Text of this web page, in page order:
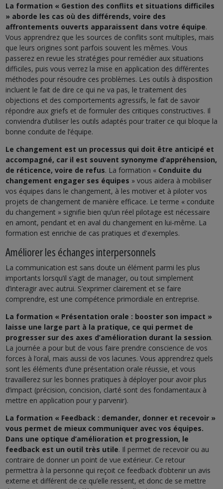
La formation « Gestion des conflits et situations difficiles
» aborde les cas où des différends, voire des
affrontements ouverts apparaissent dans votre équipe.
Vous apprendrez que les sources de conflits sont multiples, mais
que leurs origines sont parfois souvent les mêmes. Vous
passerez en revue les stratégies pour remédier aux situations
difficiles, puis vous verrez la mise en application des différentes
méthodes pour résoudre ces problèmes. Les outils à disposition
incluent le fait de dire ce qui ne va pas, le traitement des
objections et des comportements agressifs, le fait de savoir
répondre aux griefs et de formuler des critiques constructives. Il
conviendra d’utiliser les outils adaptés pour traiter ce qui bloque la
bonne conduite de l’équipe.
Le changement est un processus qui doit être anticipé et
accompagné, car il est souvent synonyme d’appréhension,
de réticence, voire de refus. La formation «Conduite du
changement engager ses équipes » vous aidera à mobiliser
vos équipes dans le changement, à les motiver et à piloter vos
projets de changement de manière efficace. Le terme « conduite
du changement » signifie bien qu’un réel pilotage est nécessaire
en amont, pendant et en aval du changement en lui-même. La
formation est enrichie de cas pratiques et d'exemples.
Améliorer les échanges interpersonnels
La communication est sans doute un élément parmi les plus
importants lorsqu’il s’agit de manager, ou tout simplement
d’interagir avec autrui. S’exprimer clairement et se faire
comprendre, est une compétence primordiale en entreprise.
La formation « Présentation orale : booster son impact »
laisse une large part à la pratique, ce qui permet de
progresser sur des axes d’amélioration durant la session.
La journée a pour but de vous faire prendre conscience de vos
forces à l’oral, mais aussi de vos lacunes. Vous apprendrez quels
sont les éléments d’une présentation orale réussie, et vous
travaillerez sur les bonnes pratiques à déployer pour avoir plus
d’impact (précision, concision, clarté sont des fondamentaux à
mettre en application pour y parvenir).
La formation « Feedback : demander, donner et recevoir »
vous permet de mieux communiquer avec vos équipes.
Dans une optique d’amélioration et progression, le
feedback est un outil très utile. Il permet de recevoir ou au
contraire de donner un point de vue extérieur. Ce retour
permettra à la personne qui reçoit ce feedback d’obtenir un avis
externe et différent de ce qu’elle ressent, et donc de se mettre